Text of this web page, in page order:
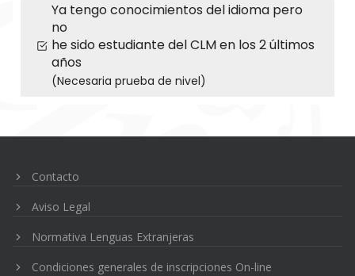
Ya tengo conocimientos del idioma pero
no
he sido estudiante del CLM en los 2 últimos
años
(Necesaria prueba de nivel)
de
Contacto
Aviso Legal
Normativa Lenguas Extranjeras
Condiciones generales de inscripciones On-line